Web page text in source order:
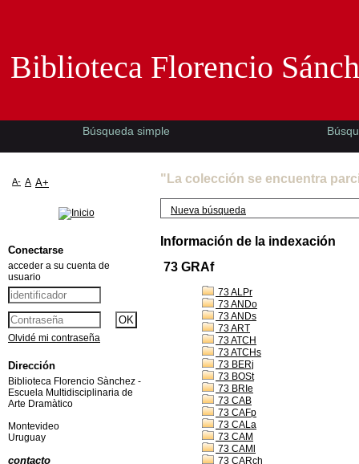
"La colección se encuentra
Nueva búsqueda
Información de la indexación
73 GRAf
73 ALPr
73 ANDo
73 ANDs
73 ART
73 ATCH
73 ATCHs
73 BERj
73 BOSt
73 BRIe
73 CAB
73 CAFp
73 CALa
73 CAM
73 CAMl
73 CARch
Biblioteca Florencio
Búsqueda simple
A- A A+
Conectarse
acceder a su cuenta de
usuario
Olvidé mi contraseña
Dirección
Biblioteca Florencio Sànchez -
Escuela Multidisciplinaria de
Arte Dramàtico
Montevideo
Uruguay
contacto